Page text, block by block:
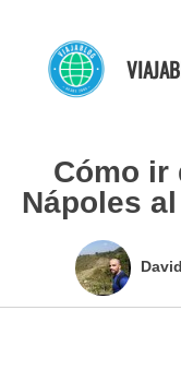
contenido
Cómo ir
Nápoles